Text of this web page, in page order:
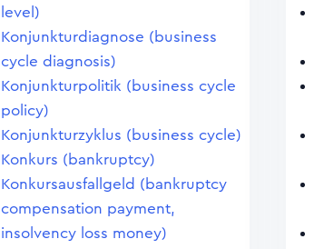
level)
Konjunkturdiagnose (business
cycle diagnosis)
Konjunkturpolitik (business cycle
policy)
Konjunkturzyklus (business cycle)
Konkurs (bankruptcy)
Konkursausfallgeld (bankruptcy
compensation payment,
insolvency loss money)